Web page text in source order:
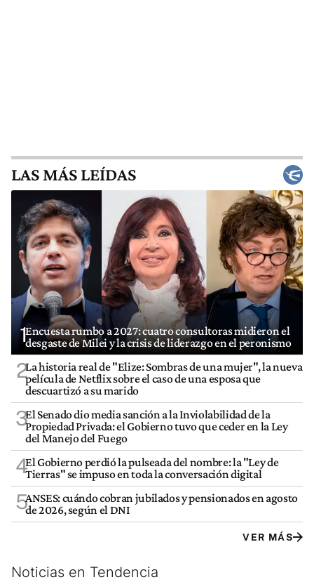
LAS MÁS LEÍDAS
1Encuesta rumbo a 2027: cuatro consultoras midieron el
desgaste de Milei y la crisis de liderazgo en el peronismo
2La historia real de "Elize: Sombras de una mujer", la nueva
película de Netflix sobre el caso de una esposa que
descuartizó a su marido
3El Senado dio media sanción a la Inviolabilidad de la
Propiedad Privada: el Gobierno tuvo que ceder en la Ley
del Manejo del Fuego
4El Gobierno perdió la pulseada del nombre: la "Ley de
Tierras" se impuso en toda la conversación digital
5ANSES: cuándo cobran jubilados y pensionados en agosto
de 2026, según el DNI
VER MÁS
Noticias en Tendencia